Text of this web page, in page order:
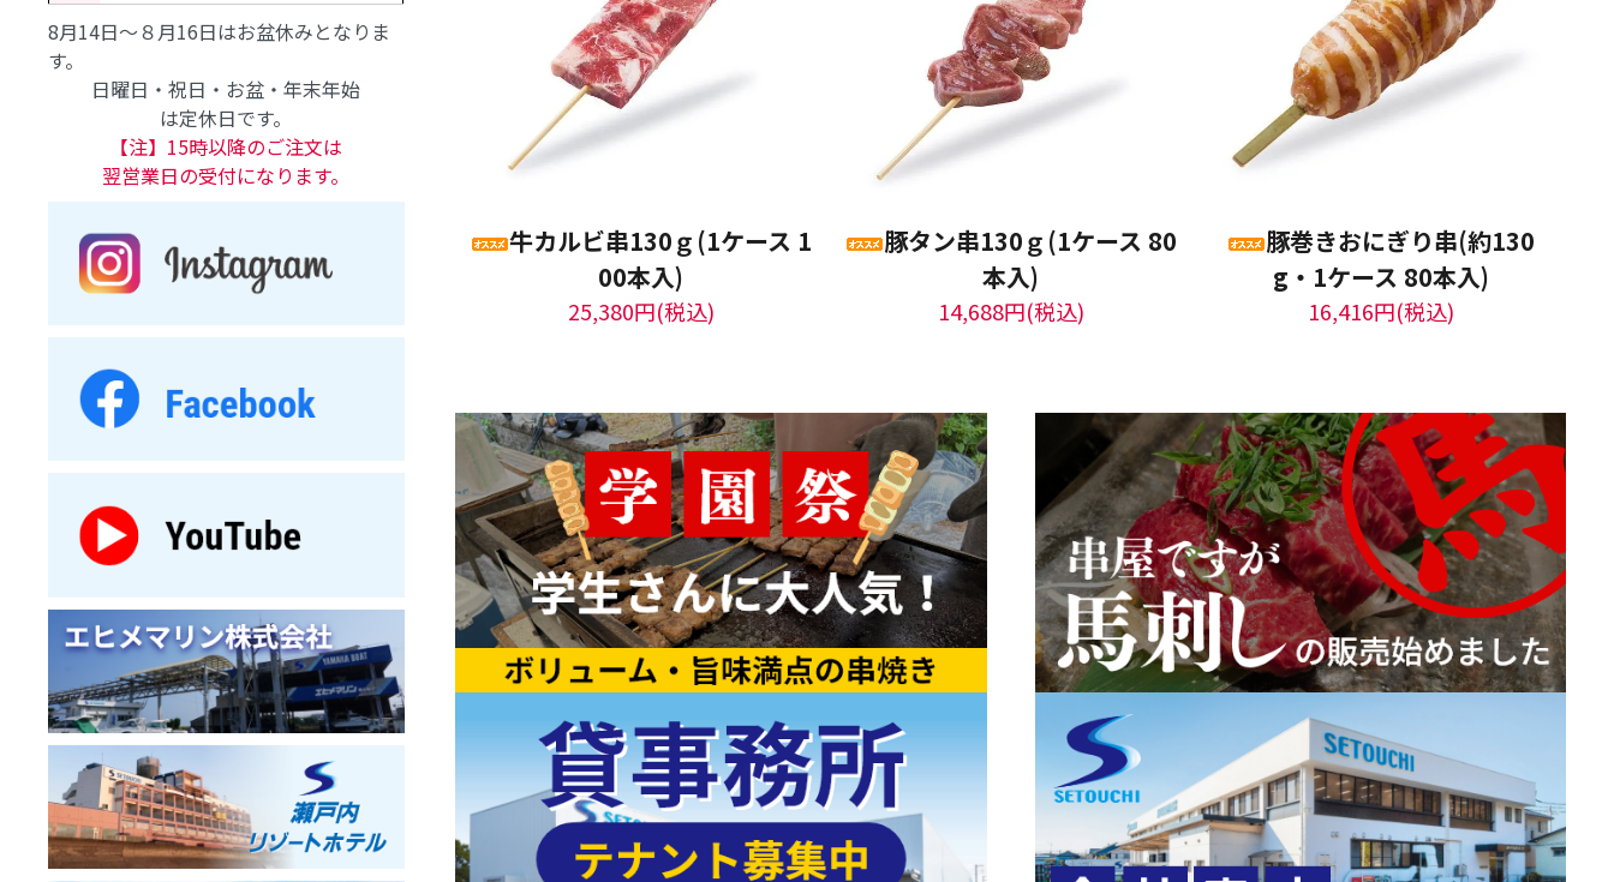
牛カルビ串130ｇ(1ケース 1
00本入)
25,380円(税込)
豚タン串130ｇ(1ケース 80
本入)
14,688円(税込)
豚巻きおにぎり串(約130
g・1ケース 80本入)
16,416円(税込)
8月14日～８月16日はお盆休みとなりま
す。
日曜日・祝日・お盆・年末年始
は定休日です。
【注】15時以降のご注文は
翌営業日の受付になります。